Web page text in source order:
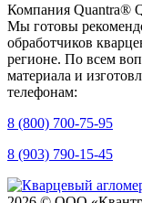
Компания Quantra®
Мы готовы
обработчиков
регионе. По всем
материала и
телефонам:
8 (800) 700-75-95
8 (903) 790-15-45